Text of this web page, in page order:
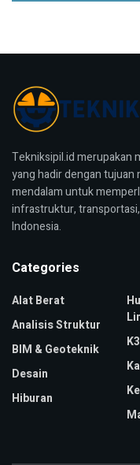
Tekniksipil.id merupakan
yang hadir dengan tujuan
mendalam untuk
infrastruktur,
Indonesia.
Categories
Alat Berat
Analisis Struktur
BIM & Geoteknik
Desain
Hiburan